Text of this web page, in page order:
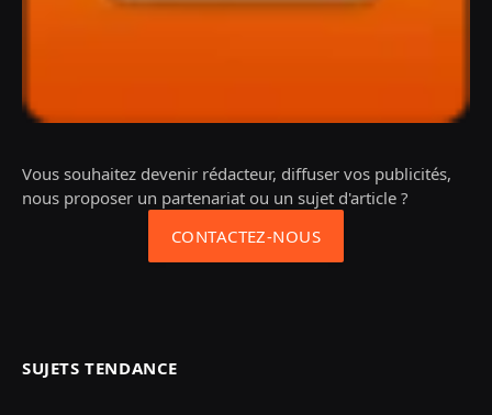
Vous souhaitez devenir rédacteur, diffuser vos publicités,
nous proposer un partenariat ou un sujet d'article ?
CONTACTEZ-NOUS
SUJETS TENDANCE